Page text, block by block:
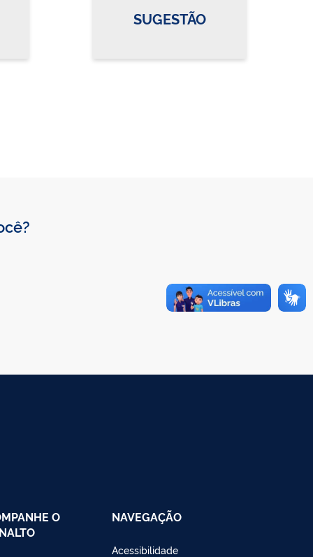
SUGESTÃO
O
NAVEGAÇÃO
Acessibilidade